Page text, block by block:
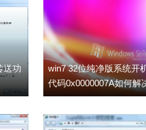
送功
win7 32位纯净版系统开
代码0x0000007A如何解